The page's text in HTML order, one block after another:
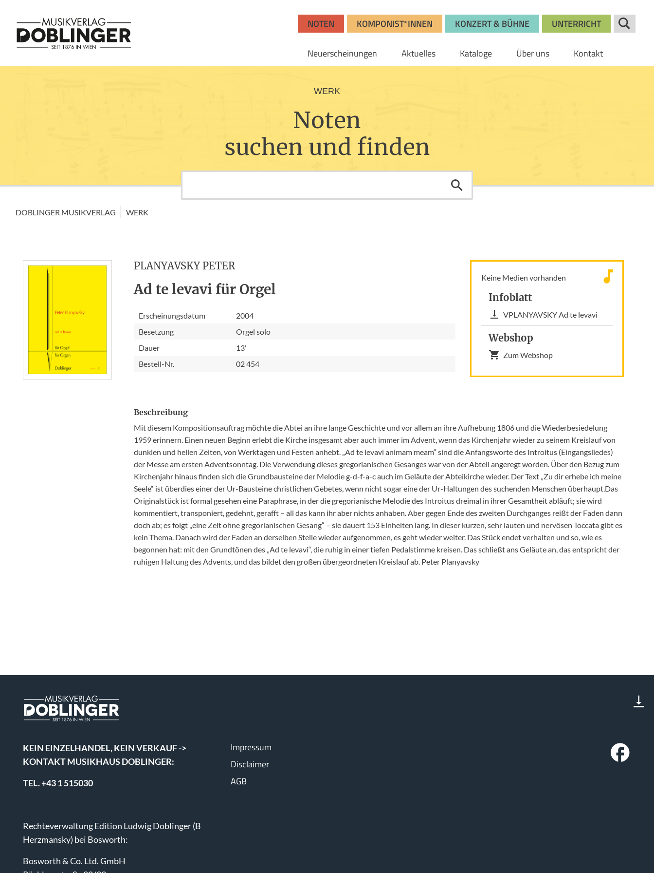
NOTEN KOMPONIST*INNEN KONZERT & BÜHNE UNTERRICHT
Neuerscheinungen Aktuelles Kataloge Über uns Kontakt
WERK
Noten
suchen und finden
DOBLINGER MUSIKVERLAG WERK
PLANYAVSKY PETER
Ad te levavi für Orgel
Erscheinungsdatum
2004
Besetzung
Orgel solo
Dauer
13'
Bestell-Nr.
02 454
Keine Medien vorhanden
Infoblatt
VPLANYAVSKY Ad te levavi
Webshop
Zum Webshop
Beschreibung
Mit diesem Kompositionsauftrag möchte die Abtei an ihre lange Geschichte und vor allem an ihre Aufhebung 1806 und die Wiederbesiedelung
1959 erinnern. Einen neuen Beginn erlebt die Kirche insgesamt aber auch immer im Advent, wenn das Kirchenjahr wieder zu seinem Kreislauf von
dunklen und hellen Zeiten, von Werktagen und Festen anhebt. „Ad te levavi animam meam“ sind die Anfangsworte des Introitus (Eingangsliedes)
der Messe am ersten Adventsonntag. Die Verwendung dieses gregorianischen Gesanges war von der Abteil angeregt worden. Über den Bezug zum
Kirchenjahr hinaus finden sich die Grundbausteine der Melodie g-d-f-a-c auch im Geläute der Abteikirche wieder. Der Text „Zu dir erhebe ich meine
Seele“ ist überdies einer der Ur-Bausteine christlichen Gebetes, wenn nicht sogar eine der Ur-Haltungen des suchenden Menschen überhaupt.Das
Originalstück ist formal gesehen eine Paraphrase, in der die gregorianische Melodie des Introitus dreimal in ihrer Gesamtheit abläuft; sie wird
kommentiert, transponiert, gedehnt, gerafft – all das kann ihr aber nichts anhaben. Aber gegen Ende des zweiten Durchganges reißt der Faden dann
doch ab; es folgt „eine Zeit ohne gregorianischen Gesang“ – sie dauert 153 Einheiten lang. In dieser kurzen, sehr lauten und nervösen Toccata gibt es
kein Thema. Danach wird der Faden an derselben Stelle wieder aufgenommen, es geht wieder weiter. Das Stück endet verhalten und so, wie es
begonnen hat: mit den Grundtönen des „Ad te levavi“, die ruhig in einer tiefen Pedalstimme kreisen. Das schließt ans Geläute an, das entspricht der
ruhigen Haltung des Advents, und das bildet den großen übergeordneten Kreislauf ab. Peter Planyavsky
KEIN EINZELHANDEL, KEIN VERKAUF ->
KONTAKT MUSIKHAUS DOBLINGER:
TEL. +43 1 515030
Rechteverwaltung Edition Ludwig Doblinger (B
Herzmansky) bei Bosworth:
Bosworth & Co. Ltd. GmbH
Impressum
Disclaimer
AGB